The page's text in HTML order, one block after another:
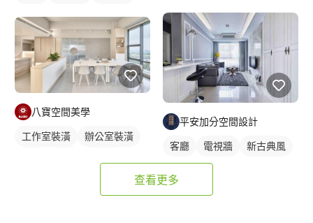
八寶空間美學
工作室裝潢
辦公室裝潢
平安加分空間設計
客廳 電視牆 新古典風
查看更多